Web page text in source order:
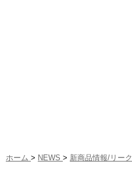
ホーム > NEWS > 新商品情報/リーク